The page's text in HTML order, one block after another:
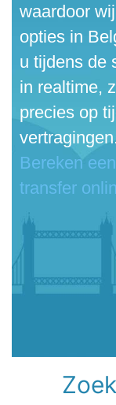
waardoor
opties in
u tijdens de
in realtime,
precies op
vertragingen.
Bereken
transfer